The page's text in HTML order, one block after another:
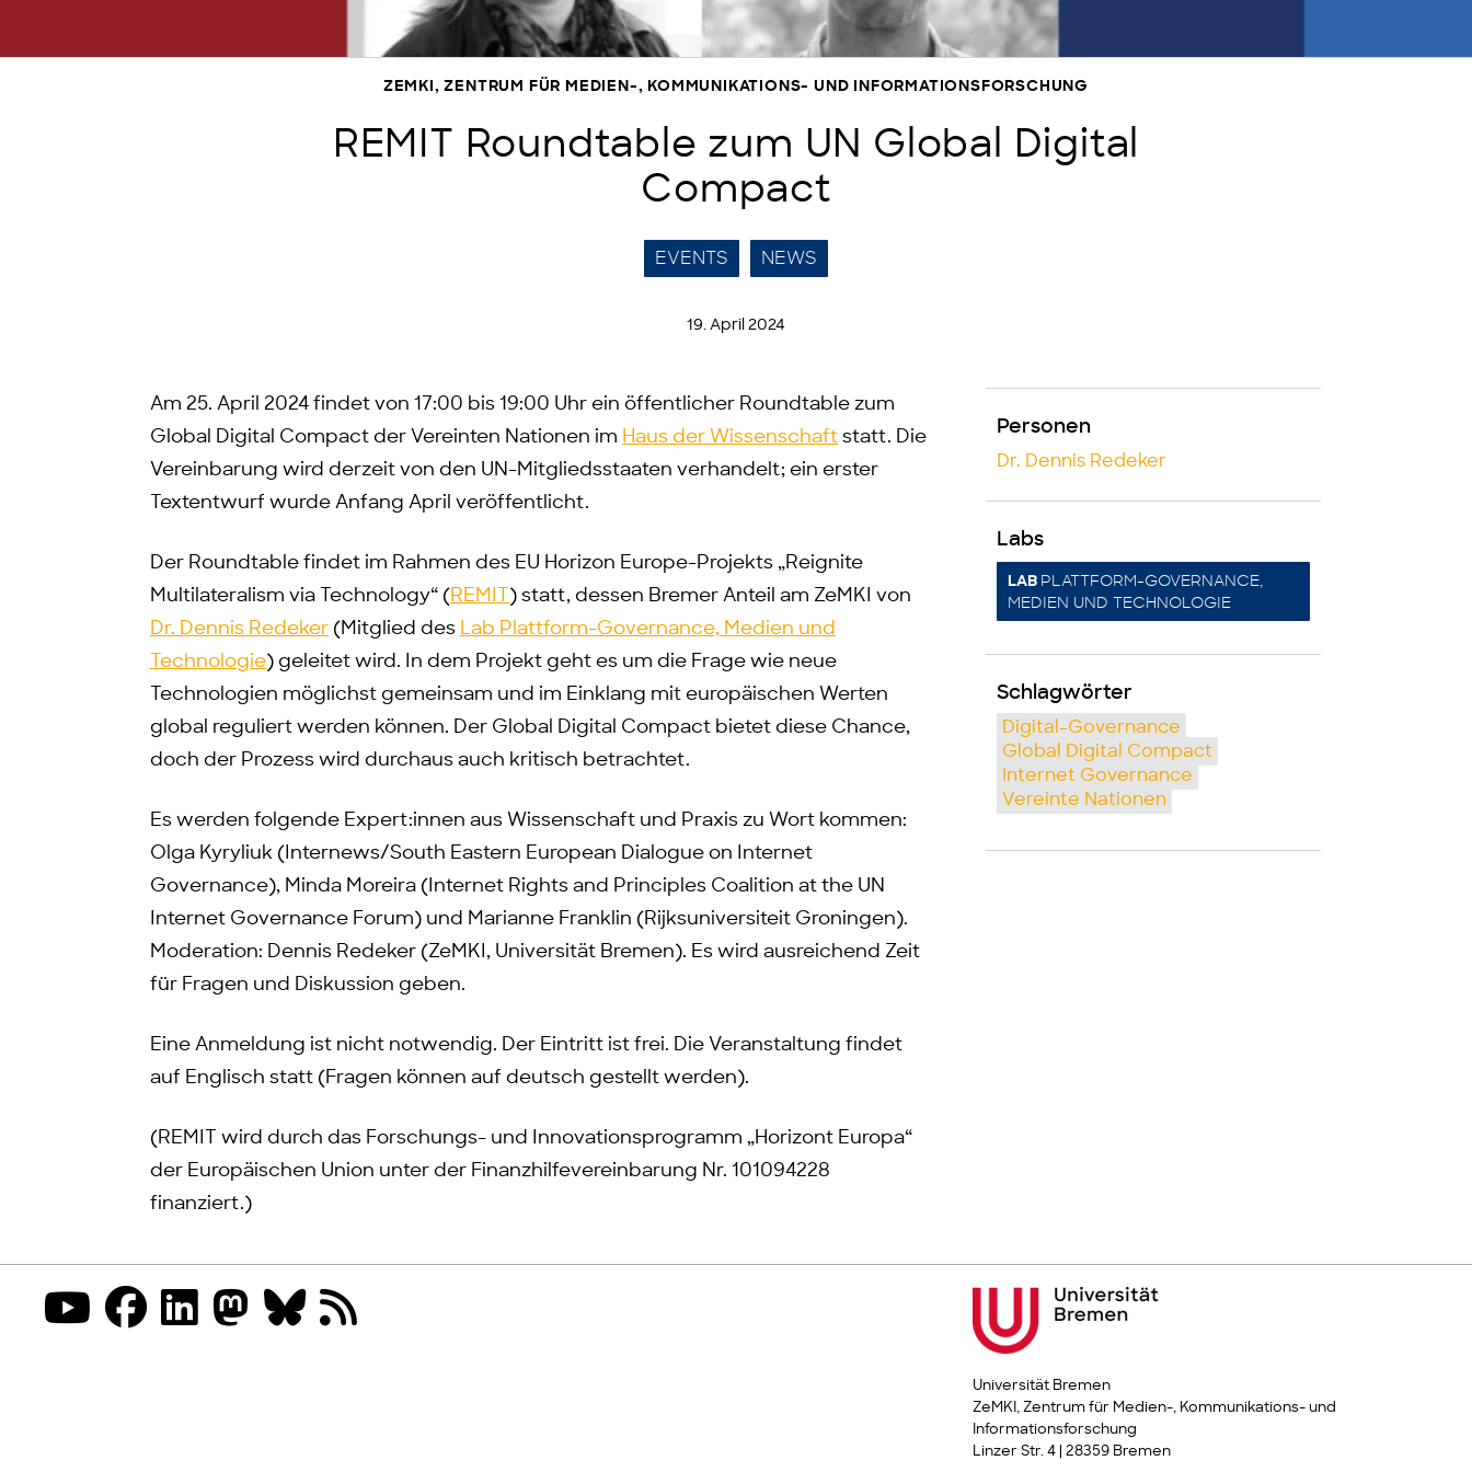
ZEMKI, ZENTRUM FÜR MEDIEN-, KOMMUNIKATIONS- UND INFORMATIONSFORSCHUNG
REMIT Roundtable zum UN Global Digital
Compact
EVENTS NEWS
19. April 2024
Am 25. April 2024 findet von 17:00 bis 19:00 Uhr ein öffentlicher Roundtable zum
Global Digital Compact der Vereinten Nationen im Haus der Wissenschaft statt. Die
Vereinbarung wird derzeit von den UN-Mitgliedsstaaten verhandelt; ein erster
Textentwurf wurde Anfang April veröffentlicht.
Der Roundtable findet im Rahmen des EU Horizon Europe-Projekts „Reignite
Multilateralism via Technology“ (REMIT
) statt, dessen Bremer Anteil am ZeMKI von
Dr. Dennis Redeker (Mitglied des
Lab Plattform-Governance, Medien und
Technologie) geleitet wird. In dem Projekt geht es um die Frage wie neue
Technologien möglichst gemeinsam und im Einklang mit europäischen Werten
global reguliert werden können. Der Global Digital Compact bietet diese Chance,
doch der Prozess wird durchaus auch kritisch betrachtet.
Es werden folgende Expert:innen aus Wissenschaft und Praxis zu Wort kommen:
Olga Kyryliuk (Internews/South Eastern European Dialogue on Internet
Governance), Minda Moreira (Internet Rights and Principles Coalition at the UN
Internet Governance Forum) und Marianne Franklin (Rijksuniversiteit Groningen).
Moderation: Dennis Redeker (ZeMKI, Universität Bremen). Es wird ausreichend Zeit
für Fragen und Diskussion geben.
Eine Anmeldung ist nicht notwendig. Der Eintritt ist frei. Die Veranstaltung findet
auf Englisch statt (Fragen können auf deutsch gestellt werden).
(REMIT wird durch das Forschungs- und Innovationsprogramm „Horizont Europa“
der Europäischen Union unter der Finanzhilfevereinbarung Nr. 101094228
finanziert.)
Personen
Dr. Dennis Redeker
Labs
LAB PLATTFORM-GOVERNANCE,
MEDIEN UND TECHNOLOGIE
Schlagwörter
Digital-Governance
Global Digital Compact
Internet Governance
Vereinte Nationen
Universität Bremen
ZeMKI, Zentrum für Medien-, Kommunikations- und
Informationsforschung
Linzer Str. 4 | 28359 Bremen